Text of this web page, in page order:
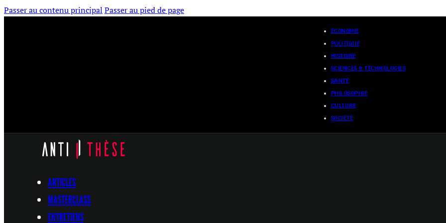
Passer au contenu principal Passer au pied de page
ÉCONOMIE
POLITIQUE
HISTOIRE
SCIENCES & TECHNOLOGIES
SANTÉ
PHILOSOPHIE
CULTURE
SOCIÉTÉ
ARTICLES
MASTERCLASS
ENTRETIENS